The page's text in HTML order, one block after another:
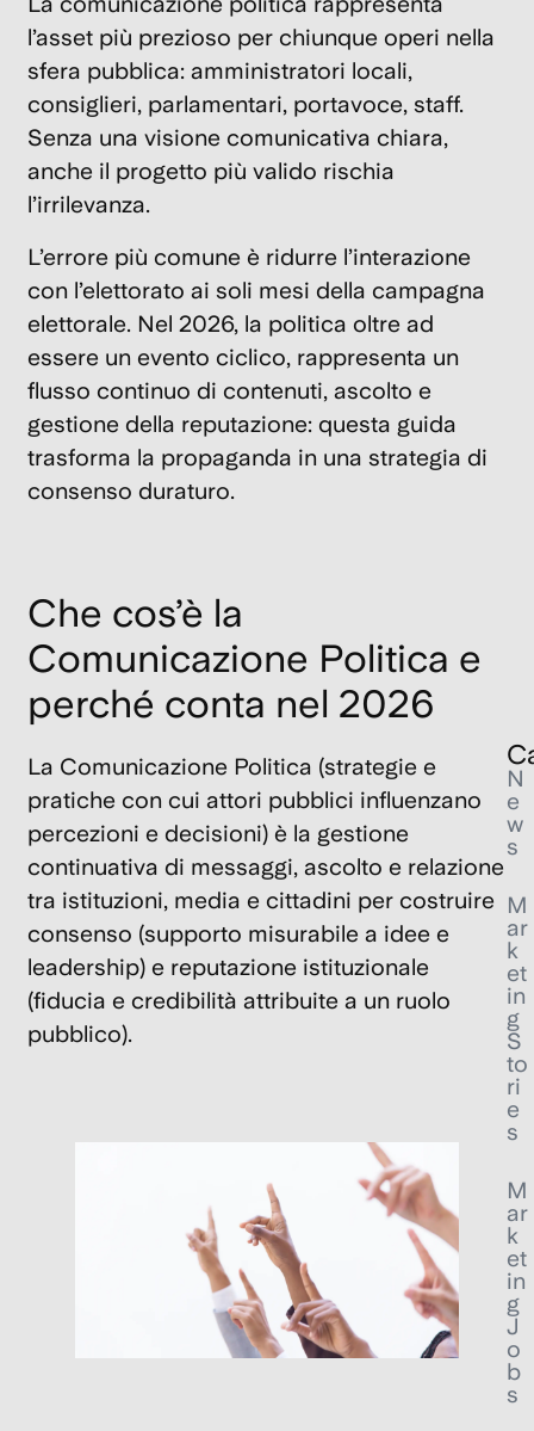
l’asset più prezioso per chiunque operi nella
sfera pubblica: amministratori locali,
consiglieri, parlamentari, portavoce, staff.
Senza una visione comunicativa chiara,
anche il progetto più valido rischia
l’irrilevanza.
L’errore più comune è ridurre l’interazione
con l’elettorato ai soli mesi della campagna
elettorale. Nel 2026, la politica oltre ad
essere un evento ciclico, rappresenta un
flusso continuo di contenuti, ascolto e
gestione della reputazione: questa guida
trasforma la propaganda in una strategia di
consenso duraturo.
Che cos’è la
Comunicazione Politica e
perché conta nel 2026
La Comunicazione Politica (strategie e
pratiche con cui attori pubblici influenzano
percezioni e decisioni) è la gestione
continuativa di messaggi, ascolto e relazione
tra istituzioni, media e cittadini per costruire
consenso (supporto misurabile a idee e
leadership) e reputazione istituzionale
(fiducia e credibilità attribuite a un ruolo
pubblico).
N
e
w
s
M
ar
k
et
in
g
S
to
ri
e
s
M
ar
k
et
in
g
J
o
b
s